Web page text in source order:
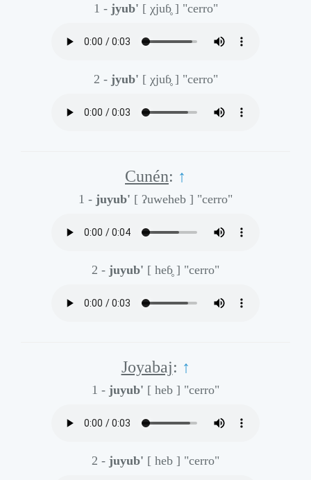
1 - jyub' [ χjuɓ̥ ] "cerro"
2 - jyub' [ χjuɓ̥ ] "cerro"
Cunén: ↑
1 - juyub' [ ʔuweheb ] "cerro"
2 - juyub' [ heɓ̥ ] "cerro"
Joyabaj: ↑
1 - juyub' [ heb ] "cerro"
2 - juyub' [ heb ] "cerro"